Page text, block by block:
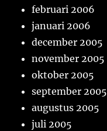
februari 2006
januari 2006
december 2005
november 2005
oktober 2005
september 2005
augustus 2005
juli 2005